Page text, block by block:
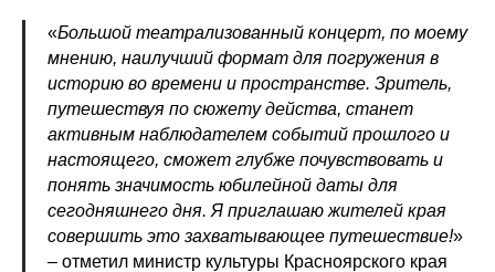
«Большой театрализованный концерт, по моему
мнению, наилучший формат для погружения в
историю во времени и пространстве. Зритель,
путешествуя по сюжету действа, станет
активным наблюдателем событий прошлого и
настоящего, сможет глубже почувствовать и
понять значимость юбилейной даты для
сегодняшнего дня. Я приглашаю жителей края
совершить это захватывающее путешествие!»
– отметил министр культуры Красноярского края